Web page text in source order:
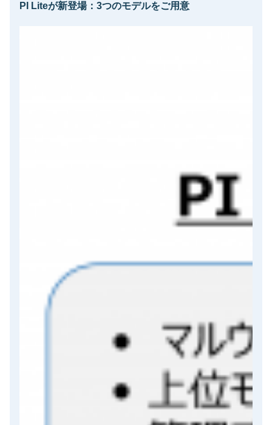
PI Liteが新登場：3つのモデルをご用意